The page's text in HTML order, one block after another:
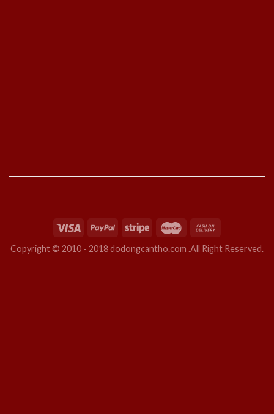
Copyright © 2010 - 2018 dodongcantho.com .All Right Reserved.